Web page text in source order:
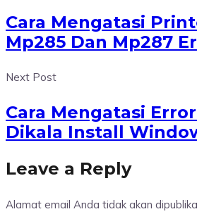
Cara Mengatasi
Mp285 Dan Mp287
Next Post
Cara Mengatasi
Dikala Install
Leave a Reply
Alamat email Anda tidak akan